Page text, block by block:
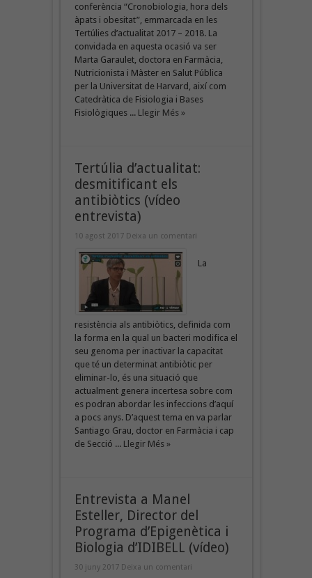
conferència “Cronobiologia, hora dels
àpats i obesitat”, emmarcada en les
Tertúlies d’actualitat 2017 – 2018. La
convidada en aquesta ocasió va ser
Marta Garaulet, doctora en Farmàcia,
Nutricionista i Màster en Salut Pública
per la Universitat de Harvard, així com
Catedràtica de Fisiologia i Bases
Fisiològiques ... Llegir Més »
Tertúlia d’actualitat:
desmitificant els
antibiòtics (vídeo
entrevista)
10 agost 2017 Deixa un comentari
La
resistència als antibiòtics, definida com
la forma en la qual un bacteri modifica el
seu genoma per inactivar la capacitat
que té un determinat antibiòtic per
eliminar-lo, és una situació que
actualment genera incertesa sobre com
es podran abordar les infeccions d’aquí
a pocs anys. D’aquest tema en va parlar
Santiago Grau, doctor en Farmàcia i cap
de Secció ... Llegir Més »
Entrevista a Manel
Esteller, Director del
Programa d’Epigenètica i
Biologia d’IDIBELL (vídeo)
30 juny 2017 Deixa un comentari